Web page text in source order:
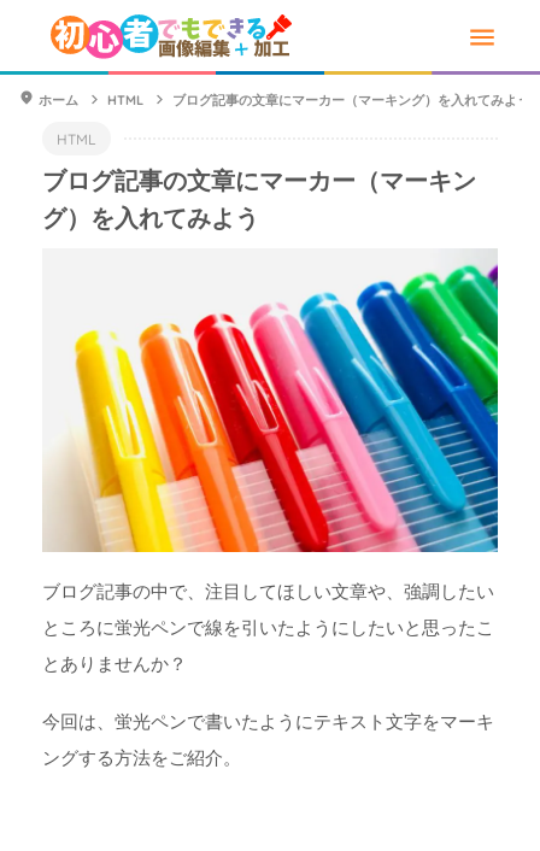
ホーム HTML ブログ記事の文章にマーカー（マーキング）を入れてみよう
HTML
ブログ記事の文章にマーカー（マーキン
グ）を入れてみよう
ブログ記事の中で、注目してほしい文章や、強調したい
ところに蛍光ペンで線を引いたようにしたいと思ったこ
とありませんか？
今回は、蛍光ペンで書いたようにテキスト文字をマーキ
ングする方法をご紹介。